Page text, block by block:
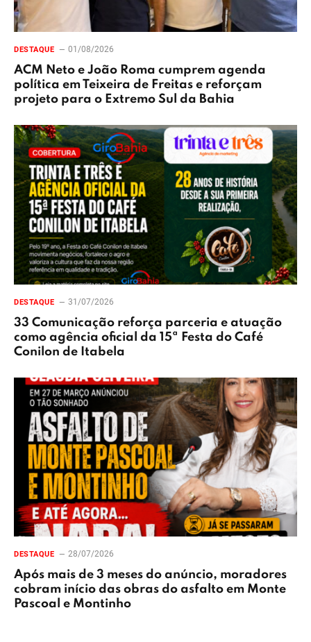
DESTAQUE 01/08/2026
ACM Neto e João Roma cumprem agenda
política em Teixeira de Freitas e reforçam
projeto para o Extremo Sul da Bahia
DESTAQUE 31/07/2026
33 Comunicação reforça parceria e atuação
como agência oficial da 15ª Festa do Café
Conilon de Itabela
DESTAQUE 28/07/2026
Após mais de 3 meses do anúncio, moradores
cobram início das obras do asfalto em Monte
Pascoal e Montinho